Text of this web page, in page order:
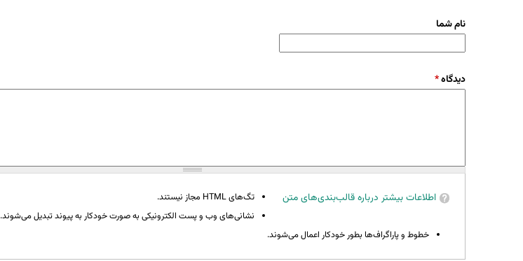
نام شما
دیدگاه*
اطلاعات بیشتر درباره قالب‌بندی‌های متن
تگ‌های HTML مجاز نیستند.
نشانی‌های وب و پست الکترونیکی به صورت خودکار به پیوند تبدیل می‌شوند.
خطوط و پاراگراف‌ها بطور خودکار اعمال می‌شوند.